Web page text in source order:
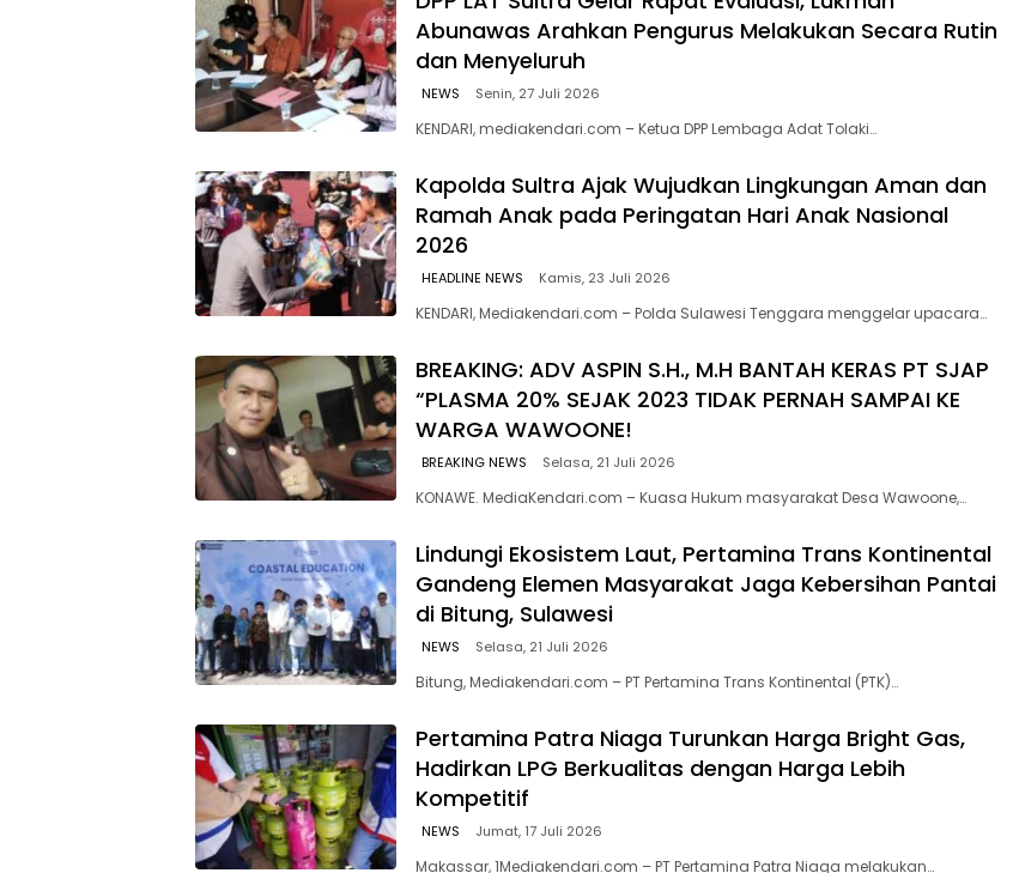
Abunawas Arahkan Pengurus Melakukan Secara Rutin
dan Menyeluruh
NEWS Senin, 27 Juli 2026
KENDARI, mediakendari.com – Ketua DPP Lembaga Adat Tolaki…
Kapolda Sultra Ajak Wujudkan Lingkungan Aman dan
Ramah Anak pada Peringatan Hari Anak Nasional
2026
HEADLINE NEWS Kamis, 23 Juli 2026
KENDARI, Mediakendari.com – Polda Sulawesi Tenggara menggelar upacara…
BREAKING: ADV ASPIN S.H., M.H BANTAH KERAS PT SJAP
“PLASMA 20% SEJAK 2023 TIDAK PERNAH SAMPAI KE
WARGA WAWOONE!
BREAKING NEWS Selasa, 21 Juli 2026
KONAWE. MediaKendari.com – Kuasa Hukum masyarakat Desa Wawoone,…
Lindungi Ekosistem Laut, Pertamina Trans Kontinental
Gandeng Elemen Masyarakat Jaga Kebersihan Pantai
di Bitung, Sulawesi
NEWS Selasa, 21 Juli 2026
Bitung, Mediakendari.com – PT Pertamina Trans Kontinental (PTK)…
Pertamina Patra Niaga Turunkan Harga Bright Gas,
Hadirkan LPG Berkualitas dengan Harga Lebih
Kompetitif
NEWS Jumat, 17 Juli 2026
Makassar, 1Mediakendari.com – PT Pertamina Patra Niaga melakukan…